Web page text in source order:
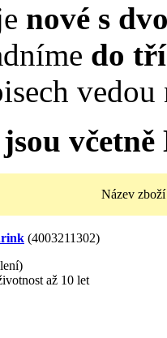
nové s
do
vedou
včetně
Název zboží
(4003211302)
až 10 let